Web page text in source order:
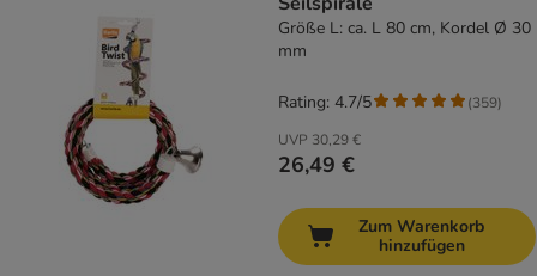
Größe L: ca. L 80 cm, Kordel Ø 30
mm
UVP 30,29 €
26,49 €
Rating: 4.7/5 (359)
Zum Warenkorb
hinzufügen